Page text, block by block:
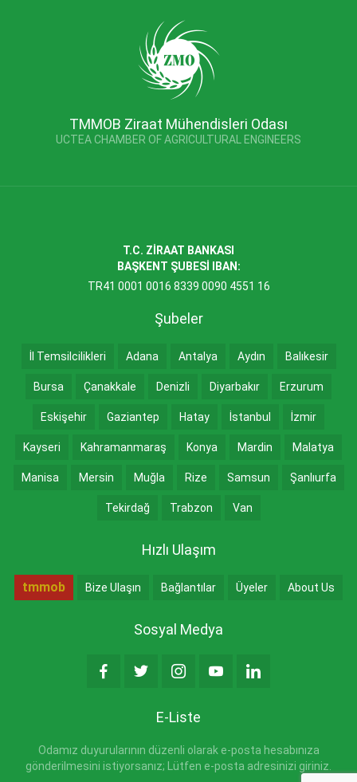
TMMOB Ziraat Mühendisleri Odası
UCTEA CHAMBER OF AGRICULTURAL ENGINEERS
T.C. ZİRAAT BANKASI
BAŞKENT ŞUBESİ IBAN:
TR41 0001 0016 8339 0090 4551 16
Şubeler
İl Temsilcilikleri Adana Antalya Aydın Balıkesir
Bursa Çanakkale Denizli Diyarbakır Erzurum
Eskişehir Gaziantep Hatay İstanbul İzmir
Kayseri Kahramanmaraş Konya Mardin Malatya
Manisa Mersin Muğla Rize Samsun Şanlıurfa
Tekirdağ Trabzon Van
Hızlı Ulaşım
tmmob Bize Ulaşın Bağlantılar Üyeler About Us
Sosyal Medya
E-Liste
Odamız duyurularının düzenli olarak e-posta hesabınıza
gönderilmesini istiyorsanız; Lütfen e-posta adresinizi giriniz.